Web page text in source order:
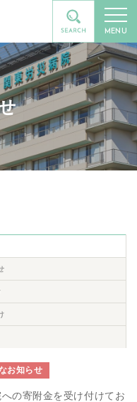
MENU
お知らせ
の寄附金を受け付けてお